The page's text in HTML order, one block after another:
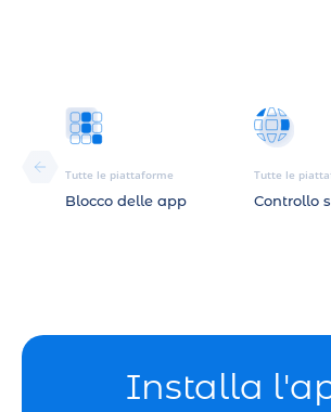
Tutte le piattaforme
Blocco delle app
Tutte le
Controllo
Installa